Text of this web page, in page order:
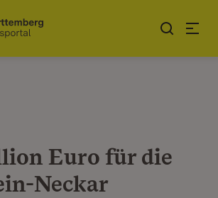
Euro für die
Neckar